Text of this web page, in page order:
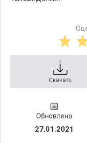
Скачать
📅
Обновлено
27.01.2021